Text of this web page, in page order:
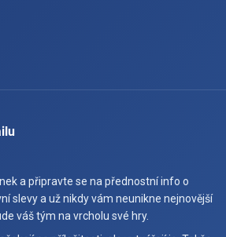
a připravte se na přednostní info o
slevy a už nikdy vám neunikne nejnovější
váš tým na vrcholu své hry.